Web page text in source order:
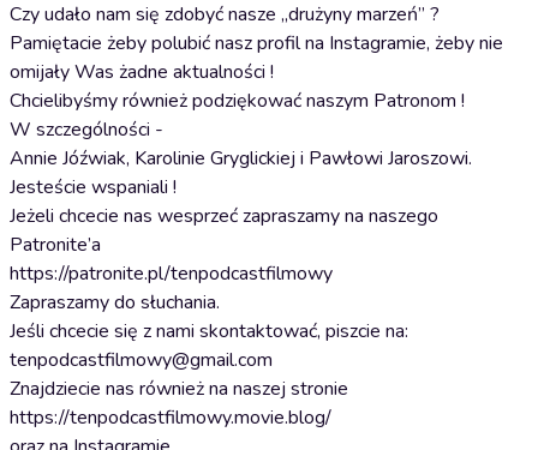
Czy udało nam się zdobyć nasze „drużyny marzeń” ?
Pamiętacie żeby polubić nasz profil na Instagramie, żeby nie
omijały Was żadne aktualności !
Chcielibyśmy również podziękować naszym Patronom !
W szczególności -
Annie Jóźwiak, Karolinie Gryglickiej i Pawłowi Jaroszowi.
Jesteście wspaniali !
Jeżeli chcecie nas wesprzeć zapraszamy na naszego
Patronite’a
https://patronite.pl/tenpodcastfilmowy
Zapraszamy do słuchania.
Jeśli chcecie się z nami skontaktować, piszcie na:
tenpodcastfilmowy@gmail.com
Znajdziecie nas również na naszej stronie
https://tenpodcastfilmowy.movie.blog/